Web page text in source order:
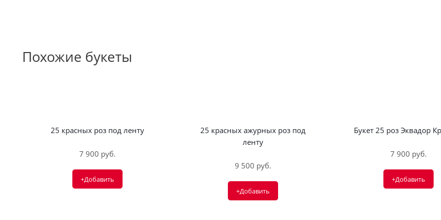
Похожие букеты
25 красных роз под ленту
7 900 руб.
+Добавить
25 красных ажурных роз под
ленту
9 500 руб.
+Добавить
Букет 25 роз Эквадор
7 900 руб.
+Добавить